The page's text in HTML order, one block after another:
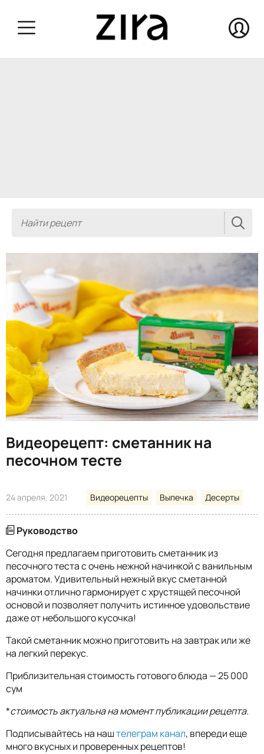
Видеорецепт: cметанник на
песочном тесте
24 апреля, 2021 Видеорецепты Выпечка Десерты
Руководство
Сегодня предлагаем приготовить сметанник из
песочного теста с очень нежной начинкой с ванильным
ароматом. Удивительный нежный вкус сметанной
начинки отлично гармонирует с хрустящей песочной
основой и позволяет получить истинное удовольствие
даже от небольшого кусочка!
Такой сметанник можно приготовить на завтрак или же
на легкий перекус.
Приблизительная стоимость готового блюда — 25 000
сум
*стоимость актуальна на момент публикации рецепта.
Подписывайтесь на наштелеграм канал, впереди еще
много вкусных и проверенных рецептов!